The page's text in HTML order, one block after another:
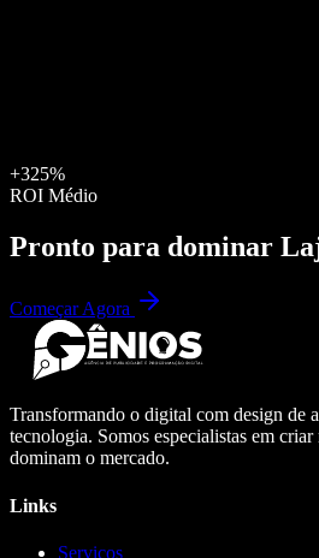
+325%
ROI Médio
Pronto para dominar
Começar Agora
Transformando o digital com design de
tecnologia. Somos especialistas em criar
dominam o mercado.
Links
Serviços